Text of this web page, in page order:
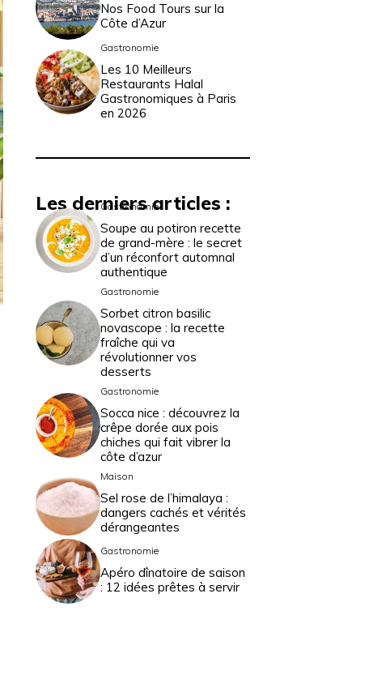
Nos Food Tours sur la
Côte d’Azur
Gastronomie
Les 10 Meilleurs
Restaurants Halal
Gastronomiques à Paris
en 2026
Les derniers articles :
Gastronomie
Soupe au potiron recette
de grand-mère : le secret
d’un réconfort automnal
authentique
Gastronomie
Sorbet citron basilic
novascope : la recette
fraîche qui va
révolutionner vos
desserts
Gastronomie
Socca nice : découvrez la
crêpe dorée aux pois
chiches qui fait vibrer la
côte d’azur
Maison
Sel rose de l’himalaya :
dangers cachés et vérités
dérangeantes
Gastronomie
Apéro dînatoire de saison
: 12 idées prêtes à servir